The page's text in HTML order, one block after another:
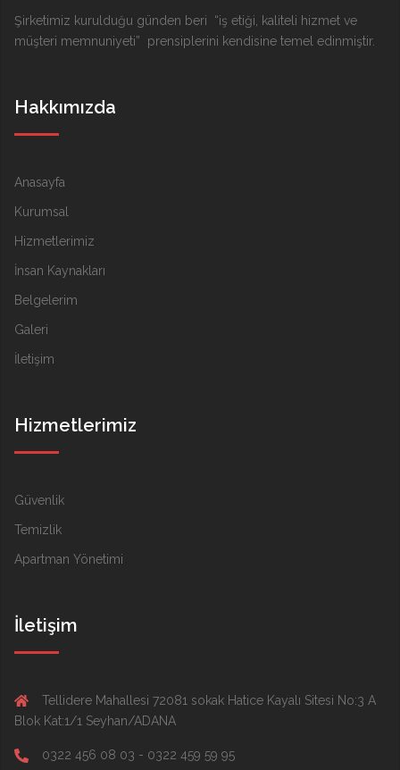
Şirketimiz kurulduğu günden beri “iş etiği, kaliteli hizmet ve
müşteri memnuniyeti” prensiplerini kendisine temel edinmiştir.
Hakkımızda
Anasayfa
Kurumsal
Hizmetlerimiz
İnsan Kaynakları
Belgelerim
Galeri
İletişim
Hizmetlerimiz
Güvenlik
Temizlik
Apartman Yönetimi
İletişim
Tellidere Mahallesi 72081 sokak Hatice Kayalı Sitesi No:3 A
Blok Kat:1/1 Seyhan/ADANA
0322 456 08 03 - 0322 459 59 95